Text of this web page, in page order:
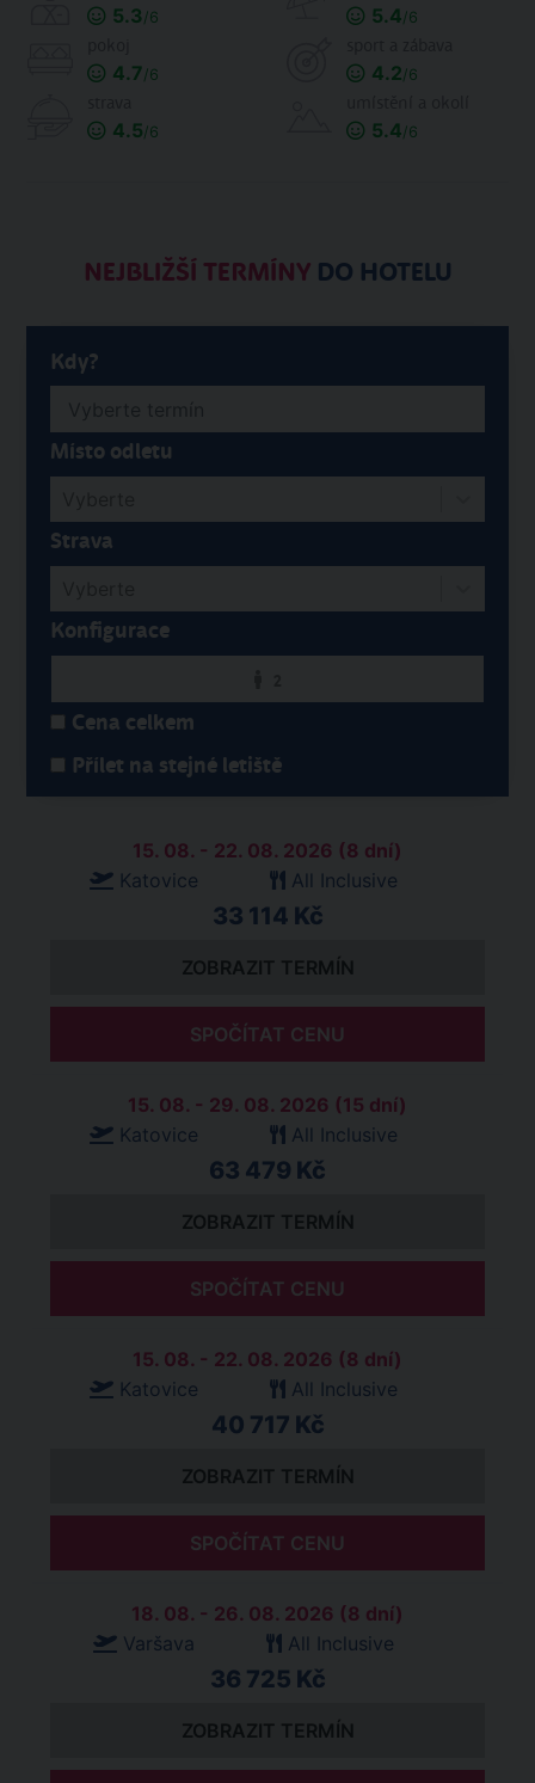
5.3/6 5.4/6
4.7/6 4.2/6
4.5/6 5.4/6
NEJBLIŽŠÍ TERMÍNYDO HOTELU
Kdy?
Místo odletu
Strava
Konfigurace
Cena celkem
Přílet na stejné letiště
15. 08. - 22. 08. 2026 (8 dní)
Katovice
All Inclusive
33 114 Kč
ZOBRAZIT TERMÍN
SPOČÍTAT CENU
15. 08. - 29. 08. 2026 (15 dní)
Katovice
All Inclusive
63 479 Kč
ZOBRAZIT TERMÍN
SPOČÍTAT CENU
15. 08. - 22. 08. 2026 (8 dní)
Katovice
All Inclusive
40 717 Kč
ZOBRAZIT TERMÍN
SPOČÍTAT CENU
18. 08. - 26. 08. 2026 (8 dní)
Varšava
All Inclusive
36 725 Kč
ZOBRAZIT TERMÍN